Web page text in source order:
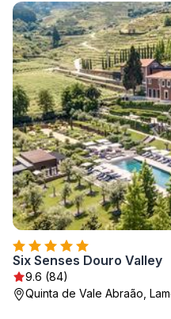
Six Senses Douro Valley
9.6 (84)
Quinta de Vale Abraão,